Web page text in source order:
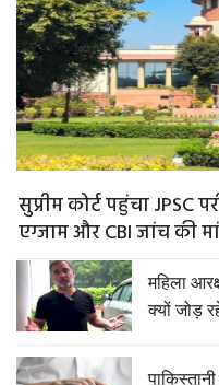
सुप्रीम कोर्ट पहुंचा JPSC
एग्जाम और CBI जांच की
महिला
क्यों जोड़